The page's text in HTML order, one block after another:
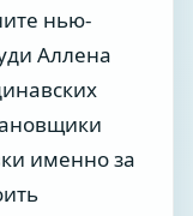
нью-
Аллена
именно за